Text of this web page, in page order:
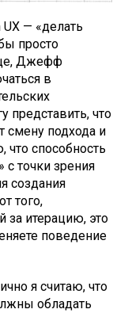
— «делать
просто
Джефф
в
представить, что
смену подхода и
способность
с точки зрения
создания
того,
за итерацию, это
поведение
я считаю, что
обладать